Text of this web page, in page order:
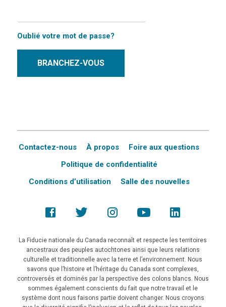
Oublié votre mot de passe?
Contactez-nous À propos
Foire aux questions
Politique de confidentialité
Conditions d’utilisation
Salle des nouvelles
La Fiducie nationale du Canada reconnaît et respecte les territoires
ancestraux des peuples autochtones ainsi que leurs relations
culturelle et traditionnelle avec la terre et l’environnement. Nous
savons que l’histoire et l’héritage du Canada sont complexes,
controversés et dominés par la perspective des colons blancs. Nous
sommes également conscients du fait que notre travail et le
système dont nous faisons partie doivent changer. Nous croyons